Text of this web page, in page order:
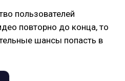
пользователей
повторно до конца, то
шансы попасть в